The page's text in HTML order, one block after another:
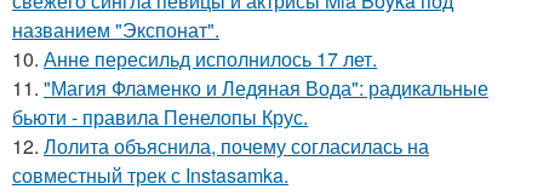
названием "Экспонат".
10. Анне пересильд исполнилось 17 лет.
11. "Магия Фламенко и Ледяная Вода": радикальные
бьюти - правила Пенелопы Крус.
12. Лолита объяснила, почему согласилась на
совместный трек с Instasamka.